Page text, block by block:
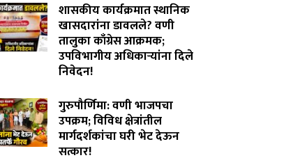
शासकीय कार्यक्रमात स्थानिक
खासदारांना डावलले? वणी
तालुका काँग्रेस आक्रमक;
उपविभागीय अधिकाऱ्यांना दिले
निवेदन!
गुरुपौर्णिमा: वणी भाजपचा
उपक्रम; विविध क्षेत्रांतील
मार्गदर्शकांचा घरी भेट देऊन
सत्कार!